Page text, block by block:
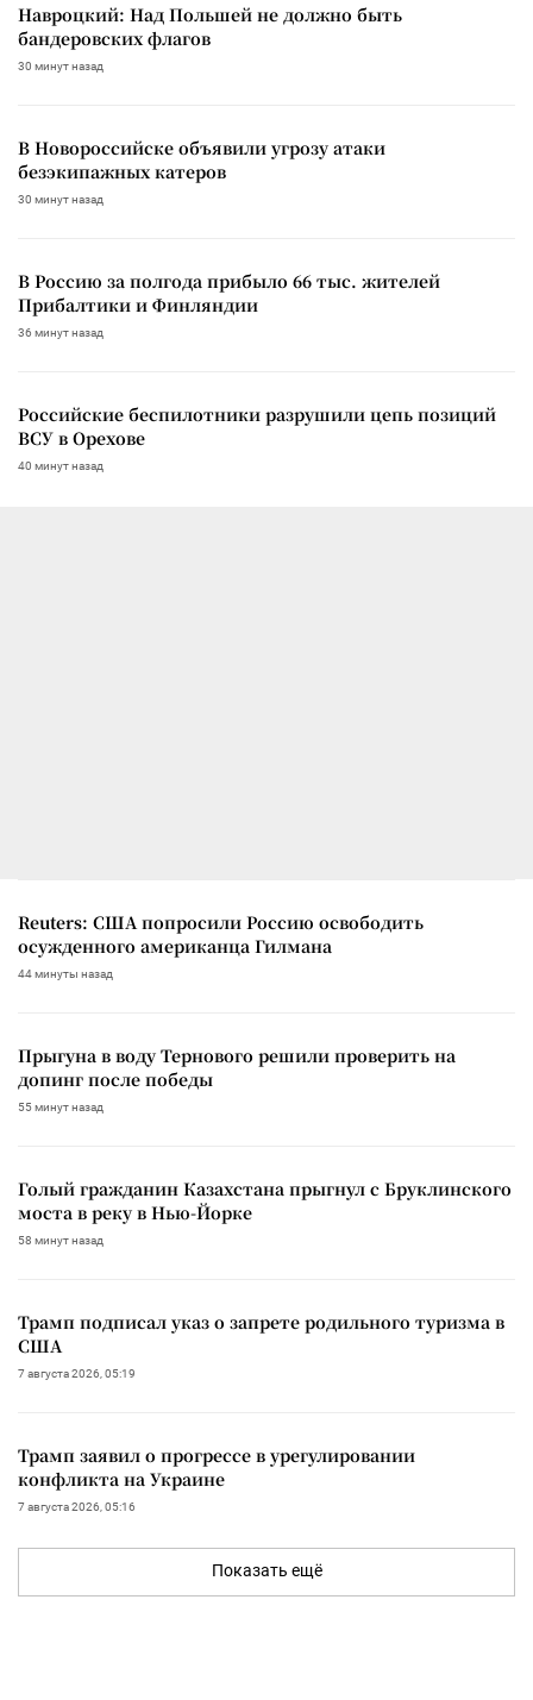
Навроцкий: Над Польшей не должно быть
бандеровских флагов
30 минут назад
В Новороссийске объявили угрозу атаки
безэкипажных катеров
30 минут назад
В Россию за полгода прибыло 66 тыс. жителей
Прибалтики и Финляндии
36 минут назад
Российские беспилотники разрушили цепь позиций
ВСУ в Орехове
40 минут назад
Reuters: США попросили Россию освободить
осужденного американца Гилмана
44 минуты назад
Прыгуна в воду Тернового решили проверить на
допинг после победы
55 минут назад
Голый гражданин Казахстана прыгнул с Бруклинского
моста в реку в Нью-Йорке
58 минут назад
Трамп подписал указ о запрете родильного туризма в
США
7 августа 2026, 05:19
Трамп заявил о прогрессе в урегулировании
конфликта на Украине
7 августа 2026, 05:16
Показать ещё